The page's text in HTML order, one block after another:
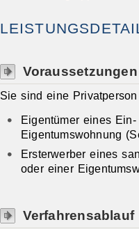
Voraussetzungen
Sie sind eine
Eigentümer eines
Eigentumswohnung
Ersterwerber eines
oder einer
Verfahrensablauf